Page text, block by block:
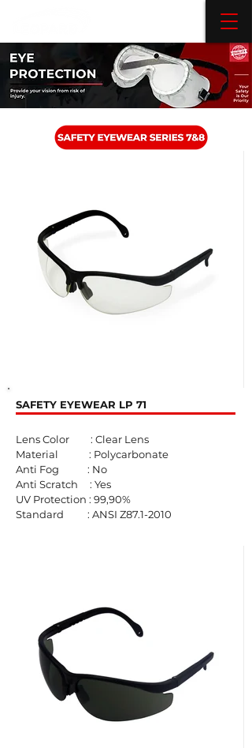
SAFETY EYEWEAR LP 71
Lens Color : Clear Lens
Material : Polycarbonate
Anti Fog : No
Anti Scratch : Yes
UV Protection : 99,90%
Standard : ANSI Z87.1-2010​